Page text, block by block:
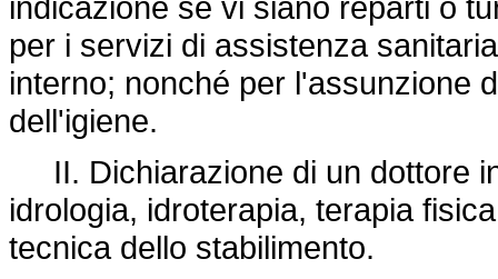
per i servizi di assistenza
interno; nonché per l'assunzione
dell'igiene.
II. Dichiarazione di un dottore
idrologia, idroterapia, terapia
tecnica dello stabilimento.